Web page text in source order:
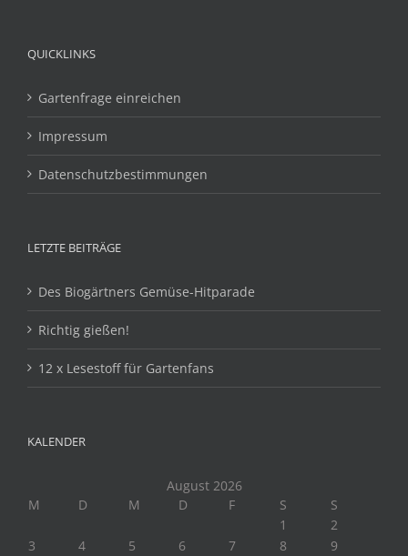
QUICKLINKS
Gartenfrage einreichen
Impressum
Datenschutzbestimmungen
LETZTE BEITRÄGE
Des Biogärtners Gemüse-Hitparade
Richtig gießen!
12 x Lesestoff für Gartenfans
KALENDER
August 2026
M
D M D F S
S
1
2
3
4 5 6 7 8 9